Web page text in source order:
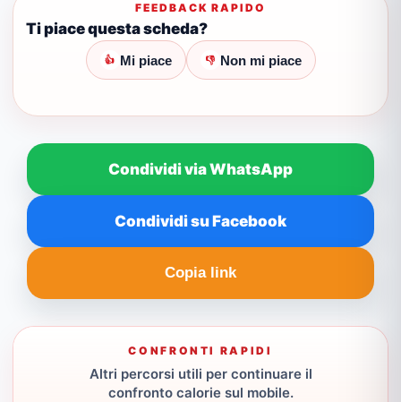
FEEDBACK RAPIDO
Ti piace questa scheda?
👍 Mi piace 👎 Non mi piace
Condividi via WhatsApp
Condividi su Facebook
Copia link
CONFRONTI RAPIDI
Altri percorsi utili per continuare il
confronto calorie sul mobile.